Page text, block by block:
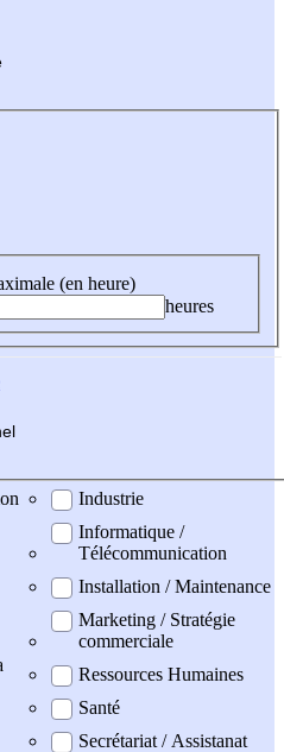
(en heure)
heures
Industrie
Informatique /
Télécommunication
Installation / Maintenance
Marketing / Stratégie
commerciale
Ressources Humaines
Santé
Secrétariat / Assistanat